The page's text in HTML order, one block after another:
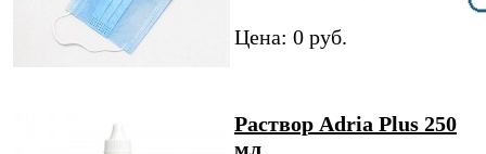
Цена: 0 руб.
Раствор Adria Plus 250
мл